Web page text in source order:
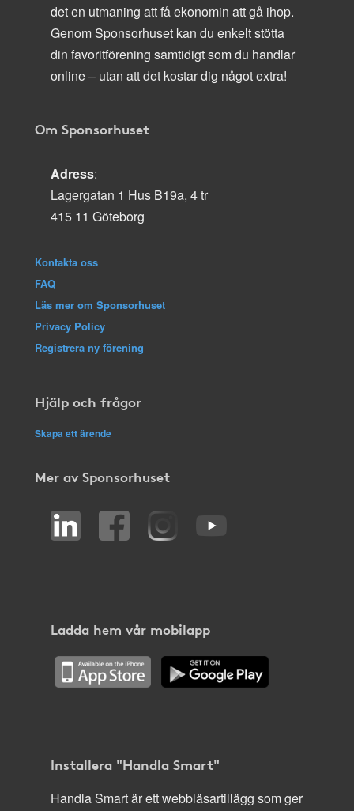
det en utmaning att få ekonomin att gå ihop.
Genom Sponsorhuset kan du enkelt stötta
din favoritförening samtidigt som du handlar
online – utan att det kostar dig något extra!
Om Sponsorhuset
Adress:
Lagergatan 1 Hus B19a, 4 tr
415 11 Göteborg
Kontakta oss
FAQ
Läs mer om Sponsorhuset
Privacy Policy
Registrera ny förening
Hjälp och frågor
Skapa ett ärende
Mer av Sponsorhuset
Ladda hem vår mobilapp
Installera "Handla Smart"
Handla Smart är ett webbläsartillägg som ger